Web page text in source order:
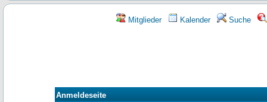
Mitglieder Kalender Suche
Anmeldeseite